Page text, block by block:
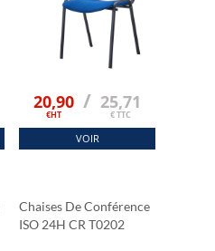
20,90
€HT
/ 25,71
€ TTC
VOIR
Chaises De Conférence
ISO 24H CR T0202